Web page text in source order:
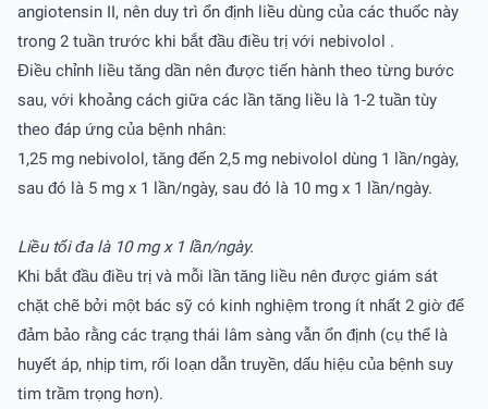
angiotensin II, nên duy trì ổn định liều dùng của các thuốc này
trong 2 tuần trước khi bắt đầu điều trị với nebivolol .
Điều chỉnh liều tăng dần nên được tiến hành theo từng bước
sau, với khoảng cách giữa các lần tăng liều là 1-2 tuần tùy
theo đáp ứng của bệnh nhân:
1,25 mg nebivolol, tăng đến 2,5 mg nebivolol dùng 1 lần/ngày,
sau đó là 5 mg x 1 lần/ngày, sau đó là 10 mg x 1 lần/ngày.
Liều tối đa là 10 mg x 1 lần/ngày.
Khi bắt đầu điều trị và mỗi lần tăng liều nên được giám sát
chặt chẽ bởi một bác sỹ có kinh nghiệm trong ít nhất 2 giờ để
đảm bảo rằng các trạng thái lâm sàng vẫn ổn định (cụ thể là
huyết áp, nhịp tim, rối loạn dẫn truyền, dấu hiệu của bệnh suy
tim trầm trọng hơn).